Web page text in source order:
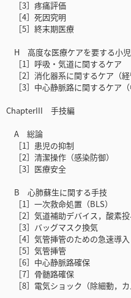
［3］疼痛評価
［4］死因究明
［5］終末期医療
H 高度な医療ケアを要する小
［1］呼吸・気道に関するケア
［2］消化器系に関するケア（経
［3］中心静脈路に関するケア（
ChapterIII 手技編
A 総論
［1］患児の抑制
［2］清潔操作（感染防御）
［3］医療安全
B 心肺蘇生に関する手技
［1］一次救命処置（BLS）
［2］気道補助デバイス，酸素
［3］バッグマスク換気
［4］気管挿管のための急速導入
［5］気管挿管
［6］中心静脈路確保
［7］骨髄路確保
［8］電気ショック（除細動，カ